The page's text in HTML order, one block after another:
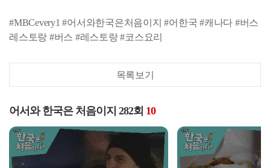
#MBCevery1 #어서와한국은처음이지 #어한국 #캐나다 #버스
레스토랑 #버스 #레스토랑 #코스요리
목록보기
어서와 한국은 처음이지 282회 10